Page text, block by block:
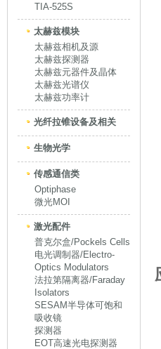
TIA-525S
太赫兹模块
太赫兹相机及源
太赫兹探测器
太赫兹元器件及晶体
太赫兹光谱仪
太赫兹功率计
光纤拉锥设备及相关
生物光学
传感通信类
Optiphase
微光MOI
激光配件
普克尔盒/Pockels Cells
电光调制器/Electro-
Optics Modulators
法拉第隔离器/Faraday
Isolators
SESAM半导体可饱和
吸收镜
探测器
EOT高速光电探测器